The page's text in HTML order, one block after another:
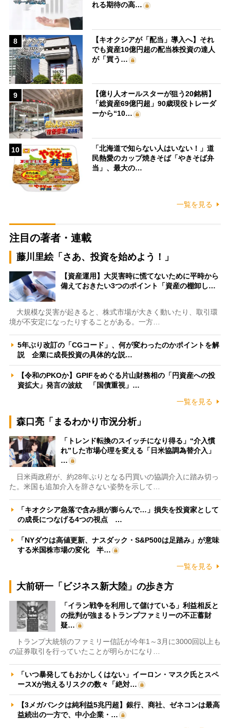
れる期待の高…
8
【キオクシアが「配当」導入へ】それ
でも資産10億円超の配当株投資の達人
が「買う…
9
【億り人オールスターが狙う20銘柄】
「総資産69億円超」90歳現役トレーダ
ーから“10…
10
「北海道で知らない人はいない！」道
民熱愛のカップ焼きそば「やきそば弁
当」、最大の…
一覧を見る
注目の著者・連載
藤川里絵「さあ、投資を始めよう！」
【資産運用】大災害時に慌てないために平時から
備えておきたい3つのポイント「資産の棚卸し…
大規模な災害が起きると、株式市場が大きく動いたり、取引環
境が不安定になったりすることがある。一方…
5年ぶり改訂の「CGコード」、何が変わったのかポイントを解
説 企業に成長投資の具体的な説…
【令和のPKOか】GPIFをめぐる片山財務相の「円資産への投
資拡大」発言の波紋 「国債重視」…
一覧を見る
森口亮「まるわかり市況分析」
「トレンド転換のスイッチになり得る」“介入慣
れ”した市場心理を変える「日米協調為替介入」
…
日米両政府が、約28年ぶりとなる円買いの協調介入に踏み切っ
た。米国も追加介入を辞さない姿勢を示して…
「キオクシア急落で含み損が膨らんで…」損失を投資家として
の成長につなげる4つの視点 …
「NYダウは高値更新、ナスダック・S&P500は足踏み」が意味
する米国株市場の変化 半…
一覧を見る
大前研一「ビジネス新大陸」の歩き方
「イラン戦争を利用して儲けている」利益相反と
の批判が強まるトランプファミリーの不正蓄財
疑…
トランプ大統領のファミリー信託が今年1～3月に3000回以上も
の証券取引を行っていたことが明らかになり…
「いつ暴発してもおかしくはない」イーロン・マスク氏とスペ
ースXが抱えるリスクの数々「絶対…
【3メガバンクは純利益5兆円超】銀行、商社、ゼネコンは最高
益続出の一方で、中小企業・…